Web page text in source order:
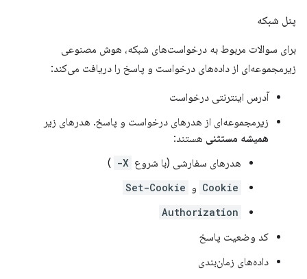
پنل شبکه
برای سوالات مربوط به درخواست‌های شبکه، هوش مصنوعی
زیرمجموعه‌ای از داده‌های درخواست و پاسخ را دریافت می‌کند:
آدرس اینترنتی درخواست
زیرمجموعه‌ای از هدرهای درخواست و پاسخ. هدرهای زیر
همیشه مستثنی هستند:
هدرهای سفارشی (با شروع X-
)
Cookie و Set-Cookie
Authorization
کد وضعیت پاسخ
داده‌های زمان‌بندی